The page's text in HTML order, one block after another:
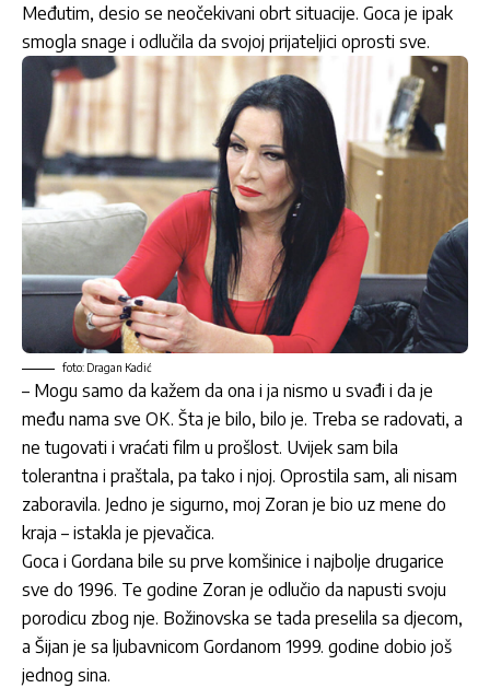
Međutim, desio se neočekivani obrt situacije. Goca je ipak
smogla snage i odlučila da svojoj prijateljici oprosti sve.
foto: Dragan Kadić
– Mogu samo da kažem da ona i ja nismo u svađi i da je
među nama sve OK. Šta je bilo, bilo je. Treba se radovati, a
ne tugovati i vraćati film u prošlost. Uvijek sam bila
tolerantna i praštala, pa tako i njoj. Oprostila sam, ali nisam
zaboravila. Jedno je sigurno, moj Zoran je bio uz mene do
kraja – istakla je pjevačica.
Goca i Gordana bile su prve komšinice i najbolje drugarice
sve do 1996. Te godine Zoran je odlučio da napusti svoju
porodicu zbog nje. Božinovska se tada preselila sa djecom,
a Šijan je sa ljubavnicom Gordanom 1999. godine dobio još
jednog sina.